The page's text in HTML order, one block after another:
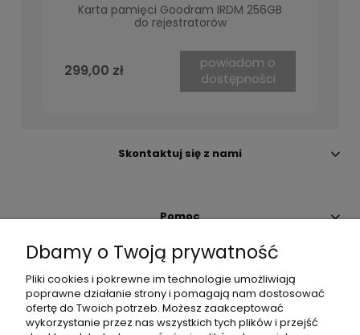
Karta pamięci Goodram IRDM 256GB
do rejestratorów
299,00 zł
powiadom o
dostępności
Skontaktuj się z nami
Pomoc
Moje konto
Płatności i dostawa
Dbamy o Twoją prywatność
Pliki cookies i pokrewne im technologie umożliwiają
poprawne działanie strony i pomagają nam dostosować
ofertę do Twoich potrzeb. Możesz zaakceptować
wykorzystanie przez nas wszystkich tych plików i przejść